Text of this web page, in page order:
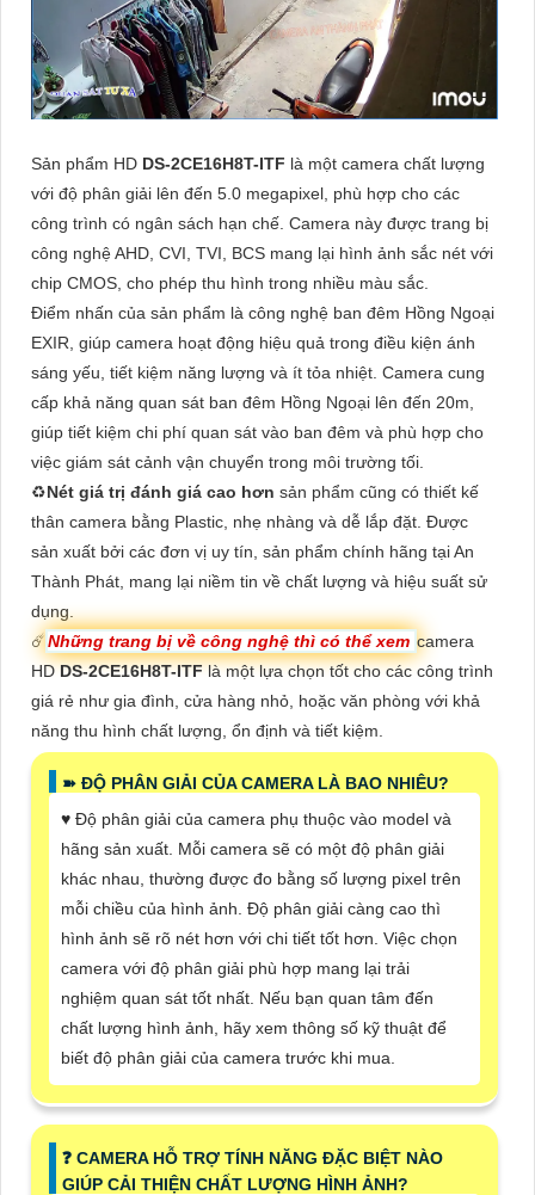
Sản phẩm HD DS-2CE16H8T-ITF là một camera chất lượng
với độ phân giải lên đến 5.0 megapixel, phù hợp cho các
công trình có ngân sách hạn chế. Camera này được trang bị
công nghệ AHD, CVI, TVI, BCS mang lại hình ảnh sắc nét với
chip CMOS, cho phép thu hình trong nhiều màu sắc.
Điểm nhấn của sản phẩm là công nghệ ban đêm Hồng Ngoại
EXIR, giúp camera hoạt động hiệu quả trong điều kiện ánh
sáng yếu, tiết kiệm năng lượng và ít tỏa nhiệt. Camera cung
cấp khả năng quan sát ban đêm Hồng Ngoại lên đến 20m,
giúp tiết kiệm chi phí quan sát vào ban đêm và phù hợp cho
việc giám sát cảnh vận chuyển trong môi trường tối.
♻Nét giá trị đánh giá cao hơn sản phẩm cũng có thiết kế
thân camera bằng Plastic, nhẹ nhàng và dễ lắp đặt. Được
sản xuất bởi các đơn vị uy tín, sản phẩm chính hãng tại An
Thành Phát, mang lại niềm tin về chất lượng và hiệu suất sử
dụng.
☄️Những trang bị về công nghệ thì có thể xem camera
HDDS-2CE16H8T-ITFlà một lựa chọn tốt cho các công trình
giá rẻ như gia đình, cửa hàng nhỏ, hoặc văn phòng với khả
năng thu hình chất lượng, ổn định và tiết kiệm.
➽ ĐỘ PHÂN GIẢI CỦA CAMERA LÀ BAO NHIÊU?
♥️ Độ phân giải của camera phụ thuộc vào model và
hãng sản xuất. Mỗi camera sẽ có một độ phân giải
khác nhau, thường được đo bằng số lượng pixel trên
mỗi chiều của hình ảnh. Độ phân giải càng cao thì
hình ảnh sẽ rõ nét hơn với chi tiết tốt hơn. Việc chọn
camera với độ phân giải phù hợp mang lại trải
nghiệm quan sát tốt nhất. Nếu bạn quan tâm đến
chất lượng hình ảnh, hãy xem thông số kỹ thuật để
biết độ phân giải của camera trước khi mua.
❓ CAMERA HỖ TRỢ TÍNH NĂNG ĐẶC BIỆT NÀO
GIÚP CẢI THIỆN CHẤT LƯỢNG HÌNH ẢNH?